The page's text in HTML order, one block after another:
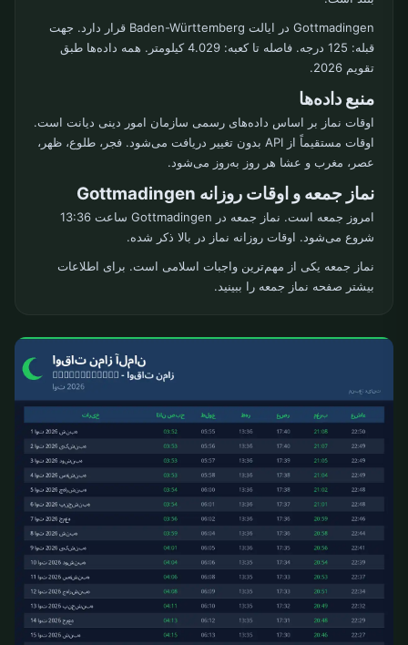
Gottmadingen در ایالت Baden-Württemberg قرار دارد. جهت
قبله: 125 درجه. فاصله تا کعبه: 4.029 کیلومتر. همه داده‌ها طبق
تقویم 2026.
منبع داده‌ها
اوقات نماز بر اساس داده‌های رسمی سازمان امور دینی دیانت است.
اوقات مستقیماً از API بدون تغییر دریافت می‌شود. فجر، طلوع، ظهر،
عصر، مغرب و عشا هر روز به‌روز می‌شود.
نماز جمعه و اوقات روزانه Gottmadingen
امروز جمعه است. نماز جمعه در Gottmadingen ساعت 13:36
شروع می‌شود. اوقات روزانه نماز در بالا ذکر شده.
نماز جمعه یکی از مهم‌ترین واجبات اسلامی است. برای اطلاعات
بیشتر صفحه نماز جمعه را ببینید.